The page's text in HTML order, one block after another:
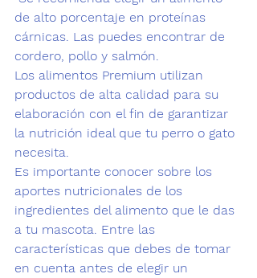
de alto porcentaje en proteínas
cárnicas. Las puedes encontrar de
cordero, pollo y salmón.
Los alimentos Premium utilizan
productos de alta calidad para su
elaboración con el fin de garantizar
la nutrición ideal que tu perro o gato
necesita.
Es importante conocer sobre los
aportes nutricionales de los
ingredientes del alimento que le das
a tu mascota. Entre las
características que debes de tomar
en cuenta antes de elegir un